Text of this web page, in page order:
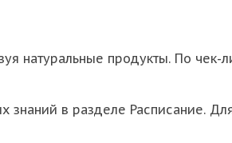
натуральные продукты. По чек-
в разделе Расписание.